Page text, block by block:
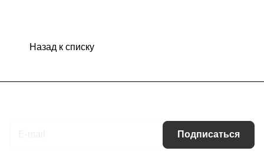
Назад к списку
Подписаться